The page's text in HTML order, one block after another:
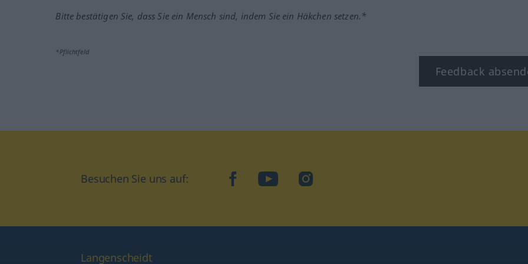
Bitte bestätigen Sie, dass Sie ein Mensch sind, indem Sie ein Häkchen setzen.*
*Pflichtfeld
Feedback
Besuchen Sie uns auf: facebookYouTubeInstagram
Langenscheidt